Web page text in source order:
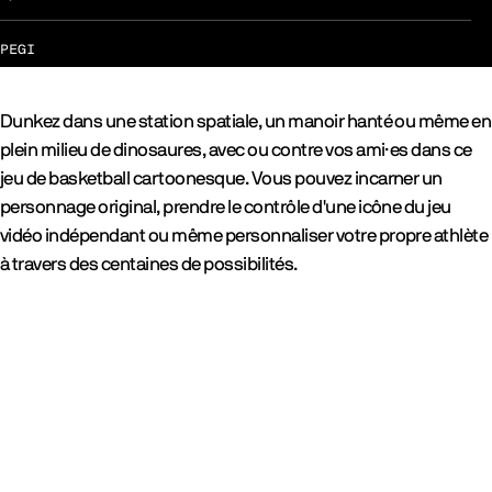
PEGI
Dunkez dans une station spatiale, un manoir hanté ou même en
plein milieu de dinosaures, avec ou contre vos ami·es dans ce
jeu de basketball cartoonesque. Vous pouvez incarner un
personnage original, prendre le contrôle d'une icône du jeu
vidéo indépendant ou même personnaliser votre propre athlète
à travers des centaines de possibilités.